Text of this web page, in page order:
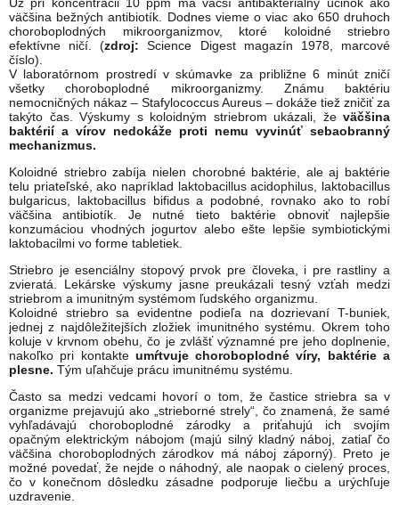
väčšina bežných antibiotík. Dodnes vieme o viac ako 650 druhoch
choroboplodných mikroorganizmov, ktoré koloidné striebro
efektívne ničí. (zdroj: Science Digest magazín 1978, marcové
číslo).
V laboratórnom prostredí v skúmavke za približne 6 minút zničí
všetky choroboplodné mikroorganizmy. Známu baktériu
nemocničných nákaz – Stafylococcus Aureus – dokáže tiež zničiť za
takýto čas. Výskumy s koloidným striebrom ukázali, že väčšina
baktérií a vírov nedokáže proti nemu vyvinúť sebaobranný
mechanizmus.
Koloidné striebro zabíja nielen chorobné baktérie, ale aj baktérie
telu priateľské, ako napríklad laktobacillus acidophilus, laktobacillus
bulgaricus, laktobacillus bifidus a podobné, rovnako ako to robí
väčšina antibiotík. Je nutné tieto baktérie obnoviť najlepšie
konzumáciou vhodných jogurtov alebo ešte lepšie symbiotickými
laktobacilmi vo forme tabletiek.
Striebro je esenciálny stopový prvok pre človeka, i pre rastliny a
zvieratá. Lekárske výskumy jasne preukázali tesný vzťah medzi
striebrom a imunitným systémom ľudského organizmu.
Koloidné striebro sa evidentne podieľa na dozrievaní T-buniek,
jednej z najdôležitejších zložiek imunitného systému. Okrem toho
koluje v krvnom obehu, čo je zvlášť významné pre jeho doplnenie,
nakoľko pri kontakte umŕtvuje choroboplodné víry, baktérie a
plesne. Tým uľahčuje prácu imunitnému systému.
Často sa medzi vedcami hovorí o tom, že častice striebra sa v
organizme prejavujú ako „strieborné strely“, čo znamená, že samé
vyhľadávajú choroboplodné zárodky a priťahujú ich svojím
opačným elektrickým nábojom (majú silný kladný náboj, zatiaľ čo
väčšina choroboplodných zárodkov má náboj záporný). Preto je
možné povedať, že nejde o náhodný, ale naopak o cielený proces,
čo v konečnom dôsledku zásadne podporuje liečbu a urýchľuje
uzdravenie.